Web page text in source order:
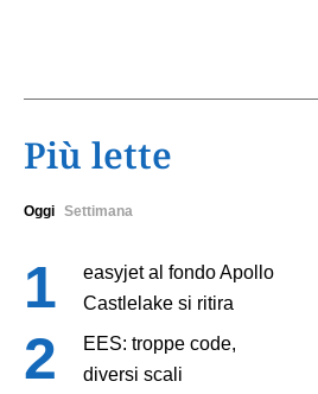
Più lette
Oggi Settimana
easyjet al fondo Apollo
Castlelake si ritira
EES: troppe code,
diversi scali